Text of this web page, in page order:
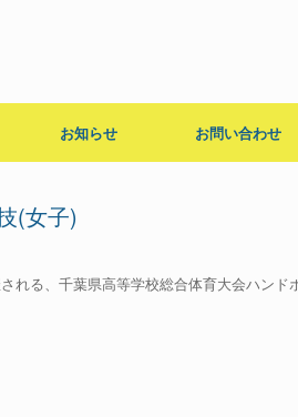
お知らせ お問い合わせ
(女子)
れる、千葉県高等学校総合体育大会ハンド